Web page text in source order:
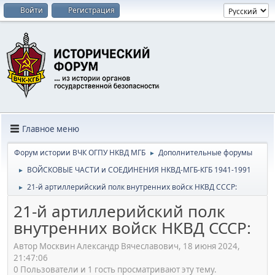
Войти Регистрация
Главное меню
Форум истории ВЧК ОГПУ НКВД МГБ ► Дополнительные форумы
► ВОЙСКОВЫЕ ЧАСТИ и СОЕДИНЕНИЯ НКВД-МГБ-КГБ 1941-1991
► 21-й артиллерийский полк внутренних войск НКВД СССР:
21-й артиллерийский полк
внутренних войск НКВД СССР:
Автор Москвин Александр Вячеславович, 18 июня 2024,
21:47:06
0 Пользователи и 1 гость просматривают эту тему.